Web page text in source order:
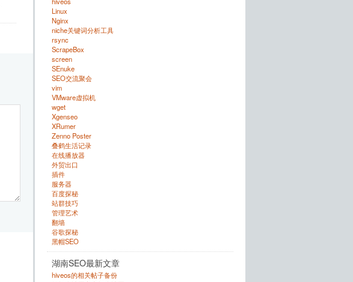
Linux
Nginx
niche关键词分析工具
rsync
ScrapeBox
screen
SEnuke
SEO交流聚会
vim
VMware虚拟机
wget
Xgenseo
XRumer
Zenno Poster
叠鹤生活记录
在线播放器
外贸出口
插件
服务器
百度探秘
站群技巧
管理艺术
翻墙
谷歌探秘
黑帽SEO
湖南SEO最新文章
hiveos的相关帖子备份